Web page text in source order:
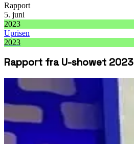
Rapport
5. juni
2023
Uprisen
2023
Rapport fra U-showet 2023